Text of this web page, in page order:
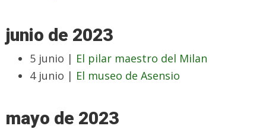
junio de 2023
5 junio | El pilar maestro del Milan
4 junio | El museo de Asensio
mayo de 2023